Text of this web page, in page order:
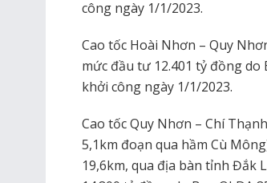
công ngày 1/1/2023.
Cao tốc Hoài Nhơn – Quy
mức đầu tư 12.401 tỷ đồng do
khởi công ngày 1/1/2023.
Cao tốc Quy Nhơn – Chí
5,1km đoạn qua hầm Cù
19,6km, qua địa bàn tỉnh Đắk